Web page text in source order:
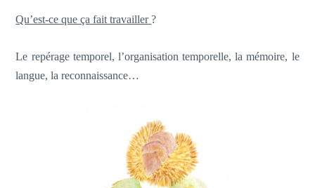
Qu’est-ce que ça fait travailler?
Le repérage temporel, l’organisation temporelle, la mémoire, le
langue, la reconnaissance…